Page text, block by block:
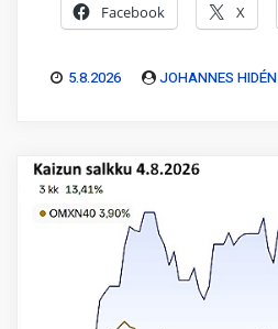
Facebook X
5.8.2026 JOHANNES HIDÉN